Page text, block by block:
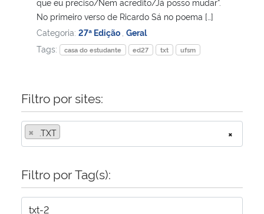
Ministério da Mulher, da Família e dos Direitos Humanos
Secretaria-Geral
Gabinete de Segurança Institucional
Advocacia-Geral da União
Banco Central do Brasil
No primeiro verso de Ricardo Sá no poema […]
Categoria: 27ª Edição Geral
Tags:
casa do estudante ed27 txt ufsm
Filtro por sites:
×
× .TXT
Filtro por Tag(s):